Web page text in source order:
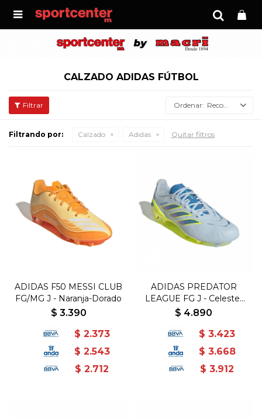

CALZADO ADIDAS FÚTBOL
Recomendados
Filtrando por: Calzado Adidas Quitar filtros
ADIDAS F50 MESSI CLUB
FG/MG J - Naranja-Dorado
$ 3.390
$ 2.373
$ 2.543
$ 2.712
ADIDAS PREDATOR
LEAGUE FG J - Celeste-
Azul
$ 4.890
$ 3.423
$ 3.668
$ 3.912